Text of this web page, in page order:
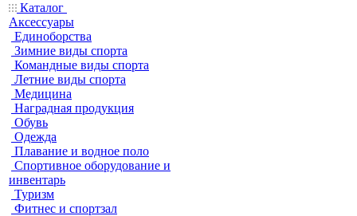
Каталог
Аксессуары
Единоборства
Зимние виды спорта
Командные виды спорта
Летние виды спорта
Медицина
Наградная продукция
Обувь
Одежда
Плавание и водное поло
Спортивное оборудование и
инвентарь
Туризм
Фитнес и спортзал